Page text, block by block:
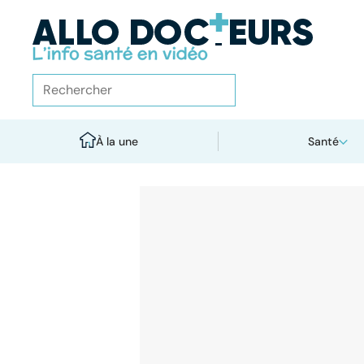
À la une Santé